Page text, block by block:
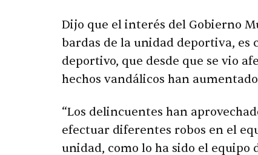
Dijo que el interés del Gobierno
bardas de la unidad deportiva, es
deportivo, que desde que se vio
hechos vandálicos han
“Los delincuentes han
efectuar diferentes robos en el
unidad, como lo ha sido el equipo